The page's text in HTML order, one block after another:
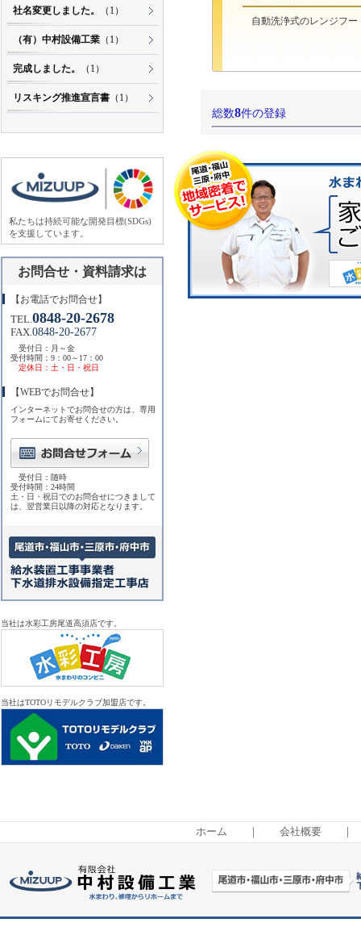
自動洗浄式のレンジフ
総数8件の登録
社名変更しました。 （1）
（有）中村設備工業 （1）
完成しました。 （1）
リスキング推進宣言書 （1）
私たちは持続可能な開発目標(SDGs)
を支援しています。
お問合せ・資料請求は
【お電話でお問合せ】
TEL. 0848-20-2678
FAX. 0848-20-2677
受付日：月～金
受付時間：9：00～17：00
定休日：土・日・祝日
【WEBでお問合せ】
インターネットでお問合せの方は、専用
フォームにてお寄せください。
受付日：随時
受付時間：24時間
土・日・祝日でのお問合せにつきまして
は、翌営業日以降の対応となります。
当社は水彩工房尾道高須店です。
当社はTOTOリモデルクラブ加盟店です。
ホーム ｜ 会社概要